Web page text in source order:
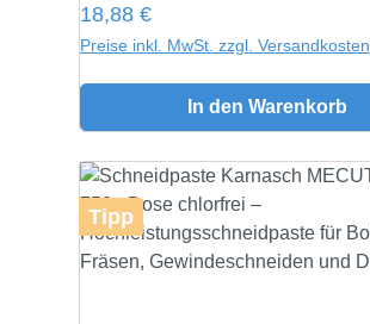
Regulärer Preis:
18,88 €
Preise inkl. MwSt. zzgl. Versandkosten
In den Warenkorb
Tipp